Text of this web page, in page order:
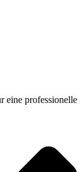
eine professionelle